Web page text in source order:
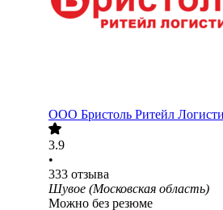
ООО Бристоль Ритейл
3.9
•
333 отзыва
Шувое (Московская область)
Можно без резюме